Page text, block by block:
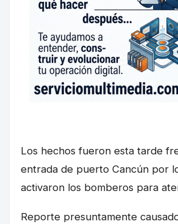
Los hechos fueron esta tarde
entrada de puerto Cancún por
activaron los bomberos para
Reporte presuntamente